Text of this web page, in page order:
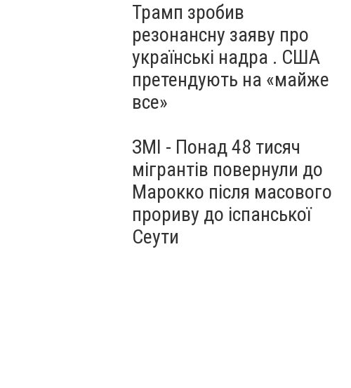
Трамп зробив
резонансну заяву про
українські надра . США
претендують на «майже
все»
ЗМІ - Понад 48 тисяч
мігрантів повернули до
Марокко після масового
прориву до іспанської
Сеути